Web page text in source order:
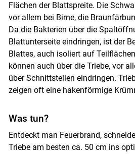
Flächen der Blattspreite. Die
vor allem bei Birne, die
Da die Bakterien über die
Blattunterseite eindringen, ist der
Blattes, auch isoliert auf
können auch über die Triebe, vor
über Schnittstellen eindringen.
zeigen oft eine hakenförmige
Was tun?
Entdeckt man Feuerbrand,
Triebe am besten ca. 50 cm ins